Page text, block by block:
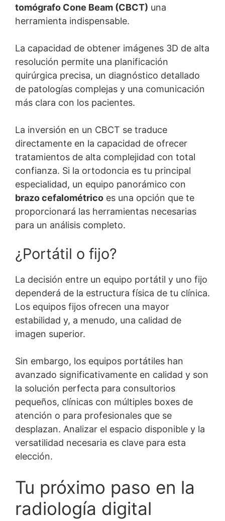
tomógrafo Cone Beam (CBCT) una
herramienta indispensable.
La capacidad de obtener imágenes 3D de alta
resolución permite una planificación
quirúrgica precisa, un diagnóstico detallado
de patologías complejas y una comunicación
más clara con los pacientes.
La inversión en un CBCT se traduce
directamente en la capacidad de ofrecer
tratamientos de alta complejidad con total
confianza. Si la ortodoncia es tu principal
especialidad, un equipo panorámico con
brazo cefalométrico es una opción que te
proporcionará las herramientas necesarias
para un análisis completo.
¿Portátil o fijo?
La decisión entre un equipo portátil y uno fijo
dependerá de la estructura física de tu clínica.
Los equipos fijos ofrecen una mayor
estabilidad y, a menudo, una calidad de
imagen superior.
Sin embargo, los equipos portátiles han
avanzado significativamente en calidad y son
la solución perfecta para consultorios
pequeños, clínicas con múltiples boxes de
atención o para profesionales que se
desplazan. Analizar el espacio disponible y la
versatilidad necesaria es clave para esta
elección.
Tu próximo paso en la
radiología digital